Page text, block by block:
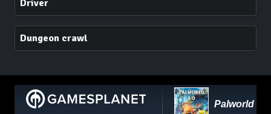
Driver
Dungeon crawl